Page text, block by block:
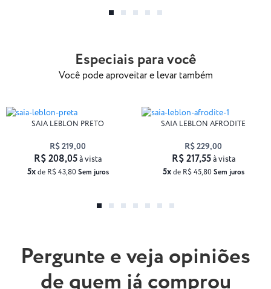
Especiais para você
Você pode aproveitar e levar também
SAIA LEBLON PRETO
R$ 219,00
5xde R$ 43,80 Sem juros
R$ 208,05à vista
SAIA LEBLON AFRODITE
R$ 229,00
5xde R$ 45,80 Sem juros
R$ 217,55à vista
Pergunte e veja opiniões
de quem já comprou